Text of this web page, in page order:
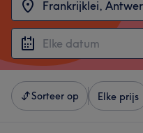
Sorteer op Elke prijs